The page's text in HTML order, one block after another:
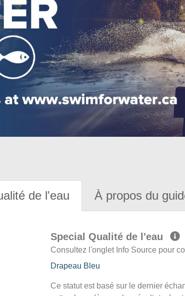
de l'eau À propos du
Special Qualité de l'eau
Consultez l'onglet Info Source pour
Drapeau Bleu
Ce statut est basé sur le dernier